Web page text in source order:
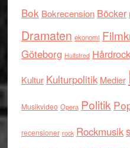
Bok Bokrecension Böcker
Dramaten ekonomi
Göteborg Hultsfred Hårdrock
Kultur Kulturpolitik Medier
Musikvideo Opera Politik
recensioner rock Rockmusik